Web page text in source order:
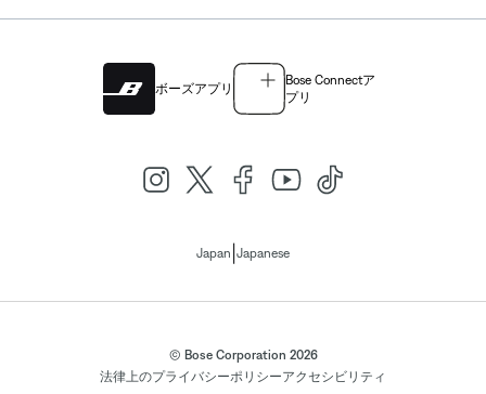
ボーズアプリ
Bose Connectア
プリ
Japan Japanese
© Bose Corporation 2026
法律上のプライバシーポリシーアクセシビリティ